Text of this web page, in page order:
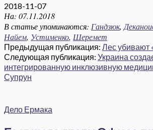
2018-11-07
На: 07.11.2018
В статье упоминаются: Гандзюк,
Найем, Устименко, Шеремет
Предыдущая публикация: Лес убивают
Следующая публикация: Украина
интегрированную инклюзивную
Супрун
Дело Ермака